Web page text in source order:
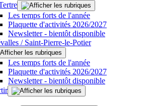
Les temps forts de l'année
Plaquette d'activités 2026/2027
Newsletter - bientôt disponible
/ Saint-Pierre-le-Potier
Les temps forts de l'année
Plaquette d'activités 2026/2027
Newsletter - bientôt disponible